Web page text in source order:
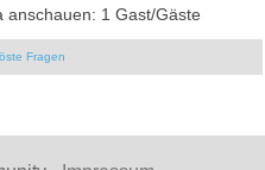
anschauen: 1 Gast/Gäste
Fragen